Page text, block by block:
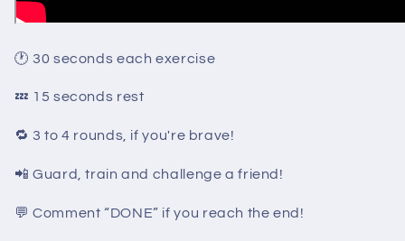
🕐 30 seconds each exercise
💤 15 seconds rest
🔁 3 to 4 rounds, if you're brave!
📲 Guard, train and challenge a friend!
💬 Comment “DONE” if you reach the end!